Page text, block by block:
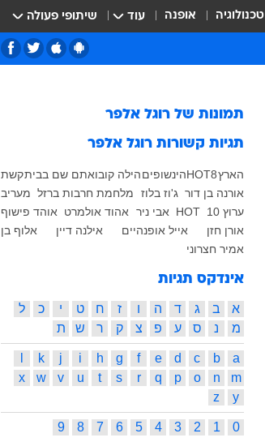
טכנולוגיה אופנה עוד שיתופי פעולה
תמונות של רוגל אלפר
תגיות קשורות רוגל אלפר
הארץHOT8הינשופיםהילה קובואתם שם בביתקשת
אורנה בן דור ג'וז בלוז מלחמת חרבות ברזל מעריב
ערוץ 10
HOT אבי ניר אהוד אולמרט
אוהד פישוף
אורן חזן
אייל אופנהיים אילנה דיין
אלוף בן
אמיר חצרוני
אינדקס תגיות
א ב ג ד ה ו ז ח ט י כ
ל
מ
נ ס ע פ צ ק ר ש ת
a
b
c
d
e
f
g
h
i
j
k
m
n
o
p
q
r
s
t
u
v
w
x
y
z
0
1
2
3
4
5
6
7
8
9